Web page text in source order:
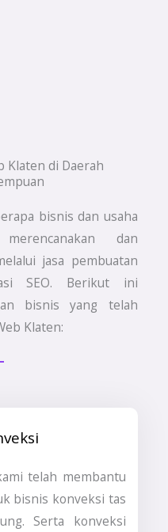
Klaten di Daerah
bisnis dan usaha
dan
jasa pembuatan
SEO. Berikut ini
bisnis yang telah
Klaten:
telah membantu
bisnis konveksi tas
Serta konveksi